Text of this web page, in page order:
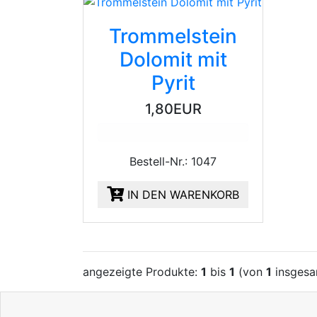
Trommelstein
Dolomit mit
Pyrit
1,80EUR
Bestell-Nr.: 1047
IN DEN WARENKORB
angezeigte Produkte: 1 bis 1 (von 1